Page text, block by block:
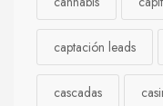
captación leads
cascadas